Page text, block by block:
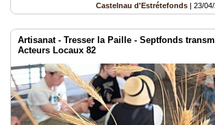
Castelnau d'Estrétefonds | 23/
Artisanat - Tresser la Paille - Septfonds
Acteurs Locaux 82